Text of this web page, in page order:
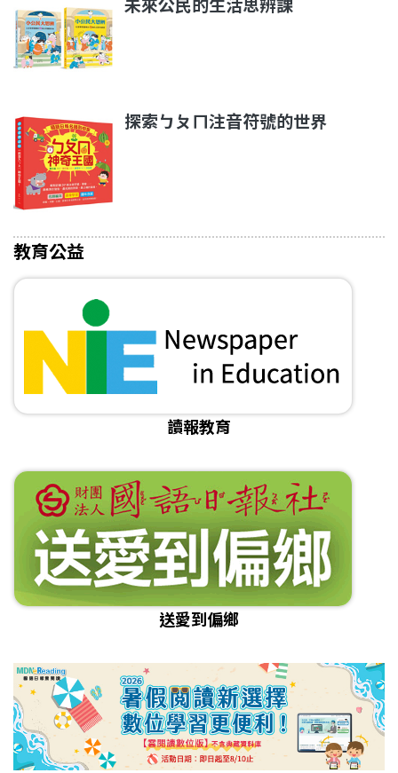
探索ㄅㄆㄇ注音符號的世界
教育公益
讀報教育
送愛到偏鄉